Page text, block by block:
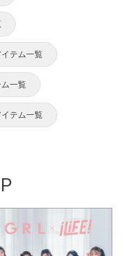
イテム一覧
ム一覧
イテム一覧